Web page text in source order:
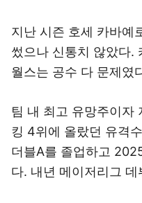
지난 시즌 호세 카바예
썼으나 신통치 않았다.
월스는 공수 다 문제였
팀 내 최고 유망주이자
킹 4위에 올랐던 유격
더블A를 졸업하고
다. 내년 메이저리그